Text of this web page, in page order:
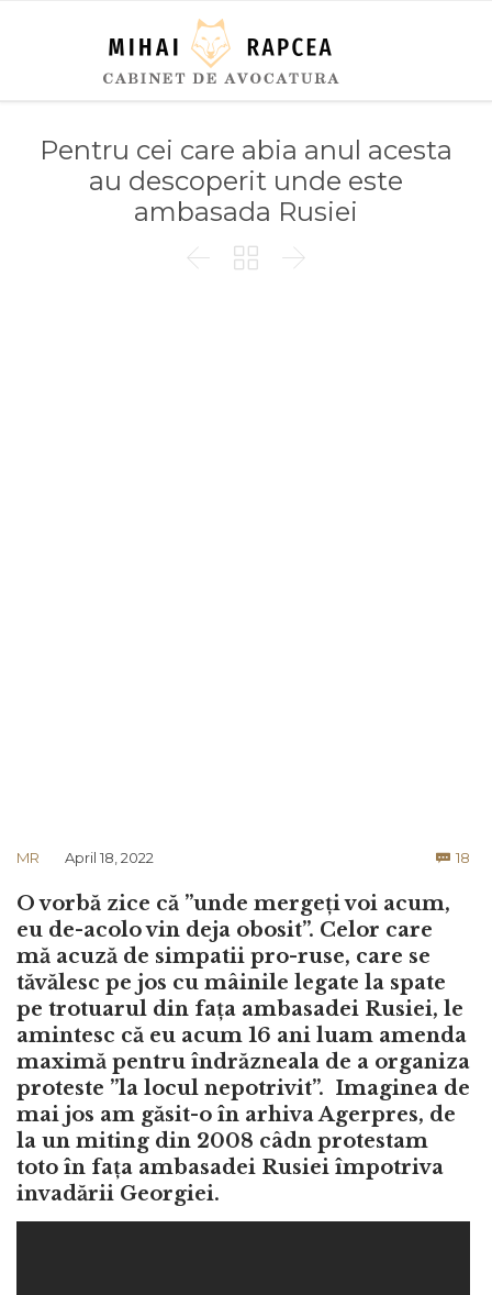
Pentru cei care abia anul acesta
au descoperit unde este
ambasada Rusiei
  
MR April 18, 2022  18
O vorbă zice că ”unde mergeți voi acum,
eu de-acolo vin deja obosit”. Celor care
mă acuză de simpatii pro-ruse, care se
tăvălesc pe jos cu mâinile legate la spate
pe trotuarul din fața ambasadei Rusiei, le
amintesc că eu acum 16 ani luam amenda
maximă pentru îndrăzneala de a organiza
proteste ”la locul nepotrivit”. Imaginea de
mai jos am găsit-o în arhiva Agerpres, de
la un miting din 2008 câdn protestam
toto în fața ambasadei Rusiei împotriva
invadării Georgiei.